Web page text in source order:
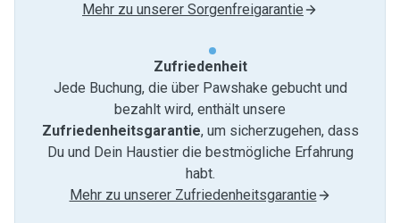
Mehr zu unserer Sorgenfreigarantie
Zufriedenheit
Jede Buchung, die über Pawshake gebucht und
bezahlt wird, enthält unsere
Zufriedenheitsgarantie, um sicherzugehen, dass
Du und Dein Haustier die bestmögliche Erfahrung
habt.
Mehr zu unserer Zufriedenheitsgarantie